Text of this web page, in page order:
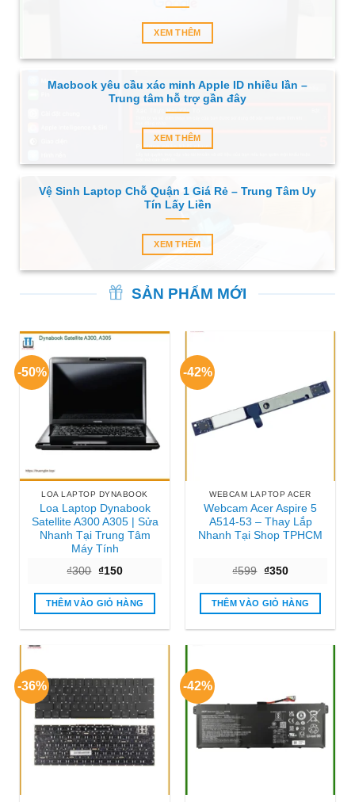
XEM THÊM
Macbook yêu cầu xác minh Apple ID nhiều lần –
Trung tâm hỗ trợ gần đây
XEM THÊM
Vệ Sinh Laptop Chỗ Quận 1 Giá Rẻ – Trung Tâm Uy
Tín Lấy Liền
XEM THÊM
SẢN PHẨM MỚI
-50%
LOA LAPTOP DYNABOOK
Loa Laptop Dynabook
Satellite A300 A305 | Sửa
Nhanh Tại Trung Tâm
Máy Tính
₫300 Giá
là:
₫300.
₫150Giá
tại
là:
₫150.
THÊM VÀO GIỎ HÀNG
-42%
WEBCAM LAPTOP ACER
Webcam Acer Aspire 5
A514-53 – Thay Lắp
Nhanh Tại Shop TPHCM
₫599 Giá
là:
₫599.
₫350Giá
tại
là:
₫350.
THÊM VÀO GIỎ HÀNG
-36% -42%